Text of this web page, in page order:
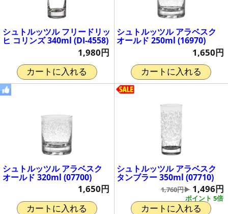
シュトルッツル フリードリッ
ヒ コリンズ 340ml (DI-4558)
1,980円
カートに入れる
シュトルッツル アラベスク
オールド 250ml (16970)
1,650円
カートに入れる
シュトルッツル アラベスク
オールド 320ml (07700)
1,650円
カートに入れる
シュトルッツル アラベスク
タンブラー 350ml (07710)
ポイント 5倍
1,760円▶ 1,496円
カートに入れる